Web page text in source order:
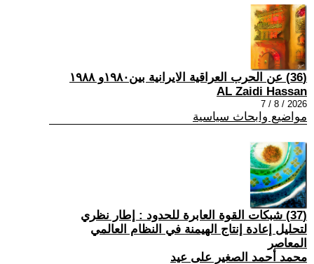
(36) عن الحرب العراقية الايرانية بين١٩٨٠و ١٩٨٨
AL Zaidi Hassan
2026 / 8 / 7
مواضيع وابحاث سياسية
(37) شبكات القوة العابرة للحدود : إطار نظري
لتحليل إعادة إنتاج الهيمنة في النظام العالمي
المعاصر
محمد أحمد الصغير على عيد